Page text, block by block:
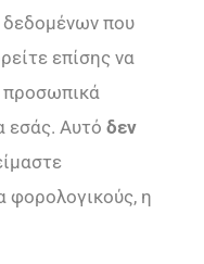
δεδομένων που
επίσης να
προσωπικά
εσάς. Αυτό δεν
φορολογικούς, η